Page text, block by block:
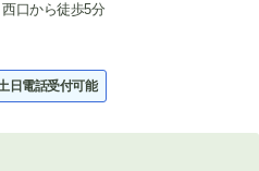
口から徒歩5分
日電話受付可能